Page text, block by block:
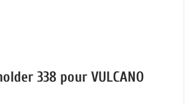
338 pour VULCANO